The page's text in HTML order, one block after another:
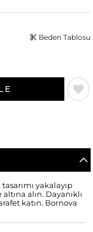
Beden Tablosu
yakalayıp
alın. Dayanıklı
katın. Bornova